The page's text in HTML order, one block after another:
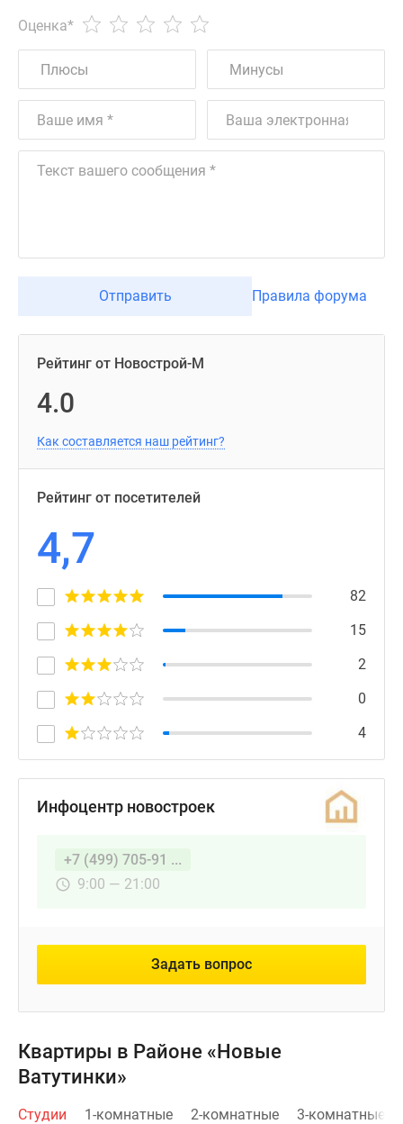
Оценка*
Отправить Правила форума
Рейтинг от Новострой-М
4.0
Как составляется наш рейтинг?
Рейтинг от посетителей
4,7
82
15
2
0
4
Инфоцентр новостроек
+7 (499) 705-91 ...
9:00 — 21:00
Задать вопрос
Квартиры в Районе «Новые
Ватутинки»
Студии 1-комнатные 2-комнатные 3-комнатные